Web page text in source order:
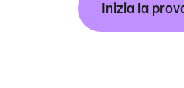
Inizia la